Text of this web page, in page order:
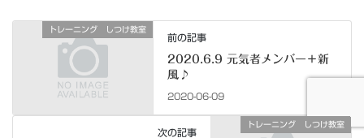
トレーニング しつけ教室
前の記事
2020.6.9 元気者メンバー＋新
風♪
2020-06-09
トレーニング しつけ教室
次の記事